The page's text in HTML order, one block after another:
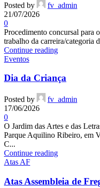
Posted by
fv_admin
21/07/2026
0
Procedimento concursal para
trabalho da carreira/categoria
Continue reading
Eventos
Dia da Criança
Posted by
fv_admin
17/06/2026
0
O Jardim das Artes e das
Parque Aquilino Ribeiro, em
C...
Continue reading
Atas AF
Atas Assembleia de